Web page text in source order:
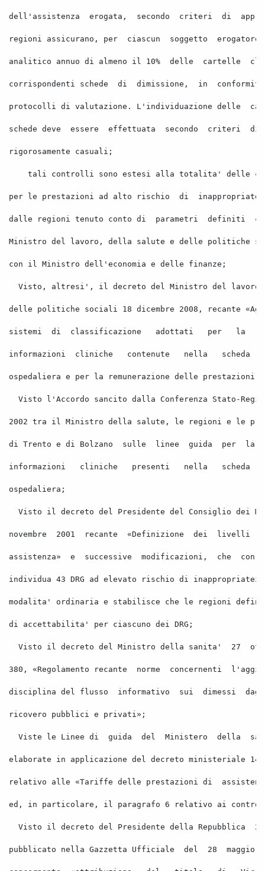
dell'assistenza erogata, secondo criteri di
regioni assicurano, per ciascun soggetto erogatore,
analitico annuo di almeno il 10% delle cartelle
corrispondenti schede di dimissione, in
protocolli di valutazione. L'individuazione delle
schede deve essere effettuata secondo criteri di
rigorosamente casuali;
tali controlli sono estesi alla totalita' delle
per le prestazioni ad alto rischio di
dalle regioni tenuto conto di parametri definiti
Ministro del lavoro, della salute e delle politiche
con il Ministro dell'economia e delle finanze;
Visto, altresi', il decreto del Ministro del
delle politiche sociali 18 dicembre 2008, recante
sistemi di classificazione adottati per la
informazioni cliniche contenute nella scheda
ospedaliera e per la remunerazione delle prestazioni
Visto l'Accordo sancito dalla Conferenza Stato-
2002 tra il Ministro della salute, le regioni e le
di Trento e di Bolzano sulle linee guida per la
informazioni cliniche presenti nella scheda
ospedaliera;
Visto il decreto del Presidente del Consiglio dei
novembre 2001 recante «Definizione dei livelli
assistenza» e successive modificazioni, che con
individua 43 DRG ad elevato rischio di
modalita' ordinaria e stabilisce che le regioni
di accettabilita' per ciascuno dei DRG;
Visto il decreto del Ministro della sanita' 27
380, «Regolamento recante norme concernenti
disciplina del flusso informativo sui dimessi
ricovero pubblici e privati»;
Viste le Linee di guida del Ministero della
elaborate in applicazione del decreto ministeriale 14
relativo alle «Tariffe delle prestazioni di
ed, in particolare, il paragrafo 6 relativo ai
Visto il decreto del Presidente della Repubblica 21
pubblicato nella Gazzetta Ufficiale del 28 maggio